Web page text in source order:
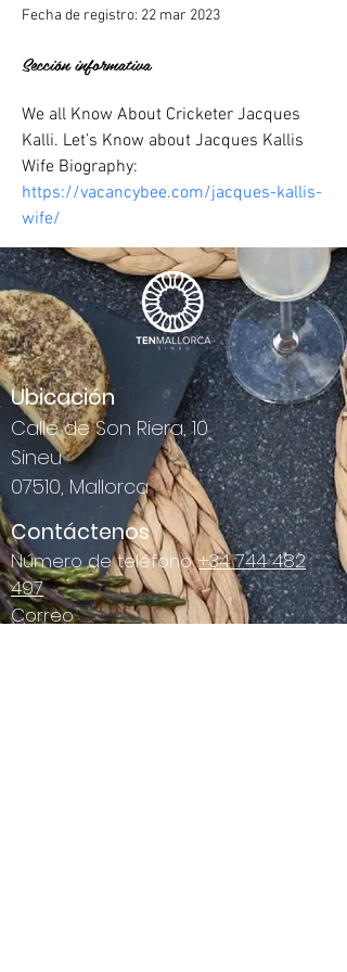
Fecha de registro: 22 mar 2023
Sección informativa
We all Know About Cricketer Jacques
Kalli. Let’s Know about Jacques Kallis
Wife Biography:
https://vacancybee.com/jacques-kallis-
wife/
Ubicación
Calle de Son Riera, 10
Sineu
07510, Mallorca
Contáctenos
Número de teléfono :+34 744 482
497
Correo